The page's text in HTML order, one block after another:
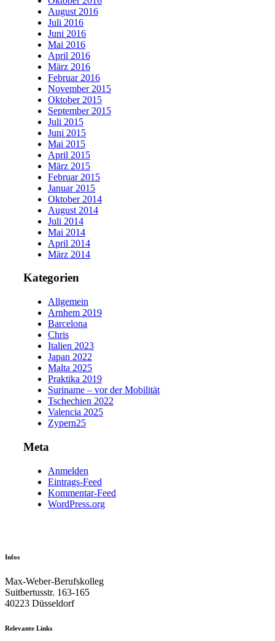
August 2016
Juli 2016
Juni 2016
Mai 2016
April 2016
März 2016
Februar 2016
November 2015
Oktober 2015
September 2015
Juli 2015
Juni 2015
Mai 2015
April 2015
März 2015
Februar 2015
Januar 2015
Oktober 2014
August 2014
Juli 2014
Mai 2014
April 2014
März 2014
Kategorien
Allgemein
Arnhem 2019
Barcelona
Chris
Italien 2023
Japan 2022
Malta 2025
Praktika 2019
Suriname – vor der Mobilität
Tschechien 2022
Valencia 2025
Zypern25
Meta
Anmelden
Eintrags-Feed
Kommentar-Feed
WordPress.org
Infos
Max-Weber-Berufskolleg
Suitbertusstr. 163-165
40223 Düsseldorf
Relevante Links